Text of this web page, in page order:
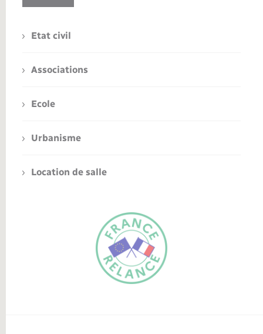
Etat civil
Associations
Ecole
Urbanisme
Location de salle